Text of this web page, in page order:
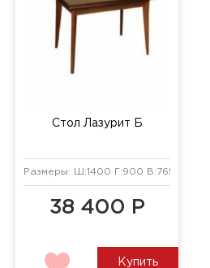
Стол Лазурит Б
Размеры: Ш:1400 Г:900 В:765 мм
38 400 Р
Купить